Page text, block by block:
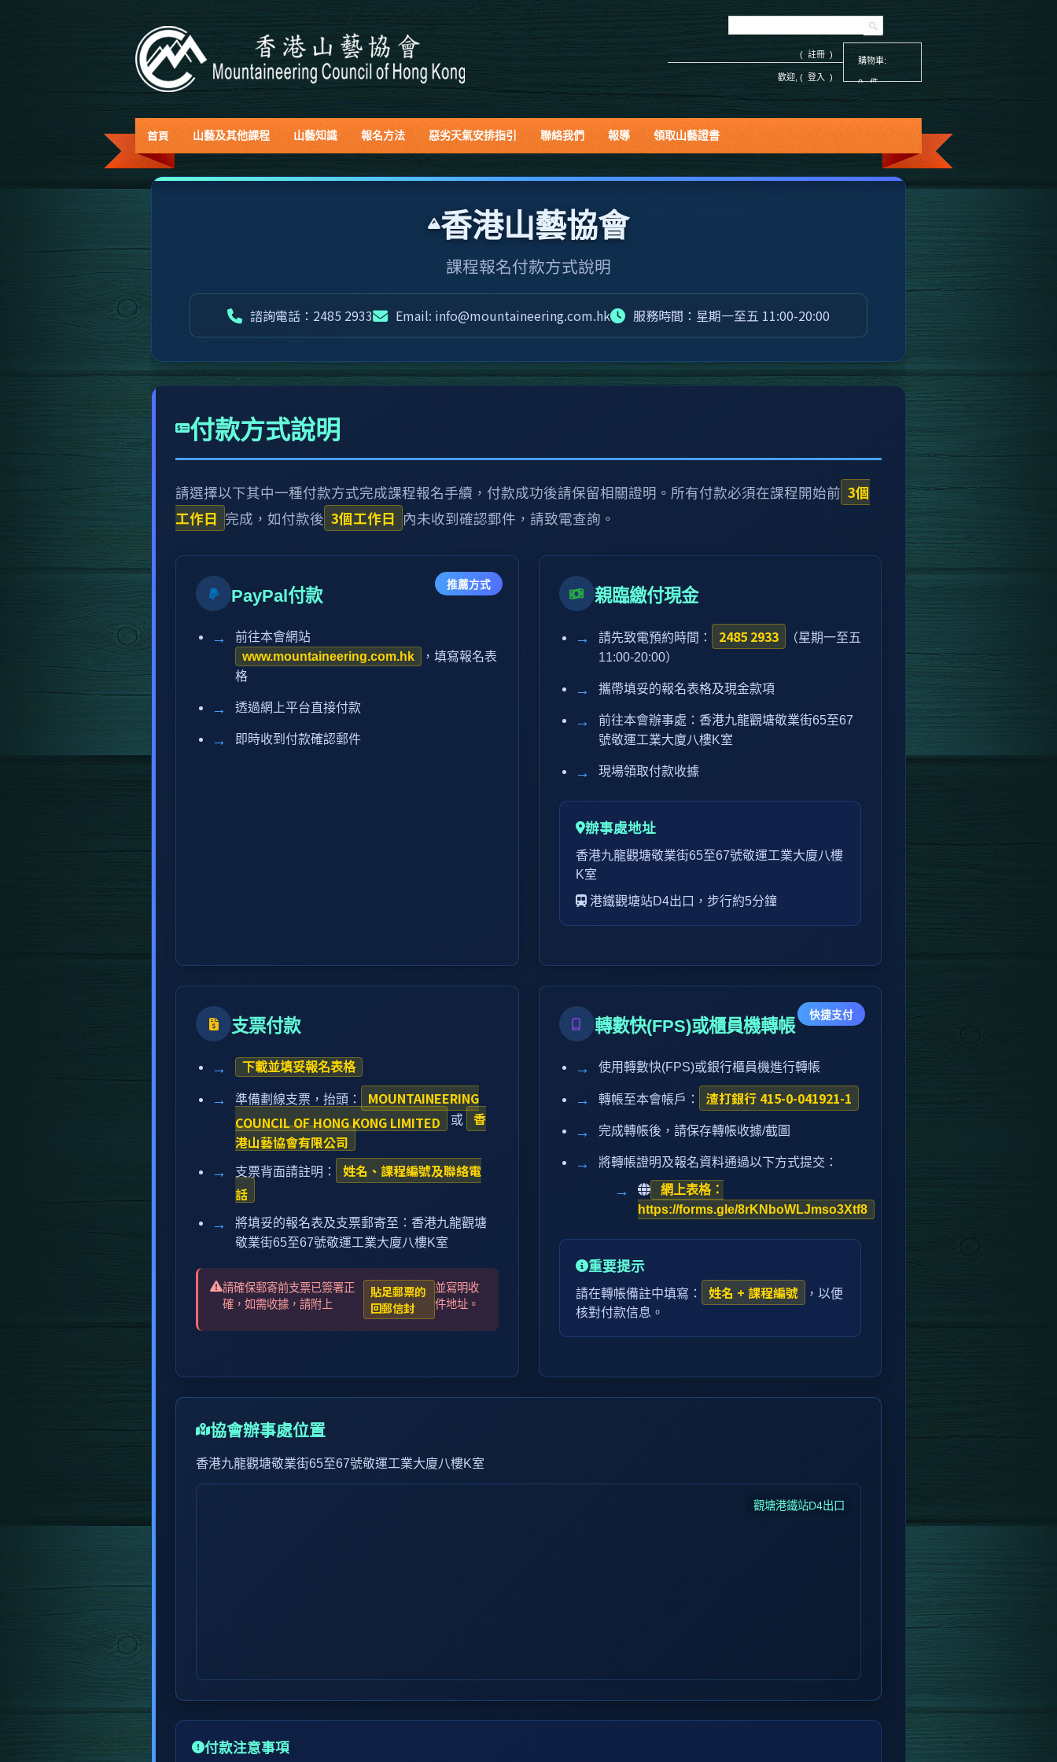
( 註冊 )
歡迎, ( 登入 )
購物車:
0 件
首頁 山藝及其他課程 山藝知識 報名方法 惡劣天氣安排指引 聯絡我們 報導 領取山藝證書
香港山藝協會
課程報名付款方式說明
諮詢電話：2485 2933 Email: info@mountaineering.com.hk 服務時間：星期一至五 11:00-20:00
付款方式說明
請選擇以下其中一種付款方式完成課程報名手續，付款成功後請保留相關證明。所有付款必須在課程開始前 3個
工作日 完成，如付款後 3個工作日 內未收到確認郵件，請致電查詢。
推薦方式
PayPal付款
前往本會網站
www.mountaineering.com.hk
，填寫報名表
格
透過網上平台直接付款
即時收到付款確認郵件
親臨繳付現金
請先致電預約時間： 2485 2933
（星期一至五
11:00-20:00）
攜帶填妥的報名表格及現金款項
前往本會辦事處：香港九龍觀塘敬業街65至67
號敬運工業大廈八樓K室
現場領取付款收據
辦事處地址
香港九龍觀塘敬業街65至67號敬運工業大廈八樓
K室
港鐵觀塘站D4出口，步行約5分鐘
支票付款
下載並填妥報名表格
準備劃線支票，抬頭： MOUNTAINEERING
COUNCIL OF HONG KONG LIMITED 或 香
港山藝協會有限公司
支票背面請註明： 姓名、課程編號及聯絡電
話
將填妥的報名表及支票郵寄至：香港九龍觀塘
敬業街65至67號敬運工業大廈八樓K室
請確保郵寄前支票已簽署正
確，如需收據，請附上
貼足郵票的
回郵信封
並寫明收
件地址。
快捷支付
轉數快(FPS)或櫃員機轉帳
使用轉數快(FPS)或銀行櫃員機進行轉帳
轉帳至本會帳戶： 渣打銀行 415-0-041921-1
完成轉帳後，請保存轉帳收據/截圖
將轉帳證明及報名資料通過以下方式提交：
網上表格：
https://forms.gle/8rKNboWLJmso3Xtf8
重要提示
請在轉帳備註中填寫： 姓名 + 課程編號
，以便
核對付款信息。
協會辦事處位置
香港九龍觀塘敬業街65至67號敬運工業大廈八樓K室
觀塘港鐵站D4出口
付款注意事項